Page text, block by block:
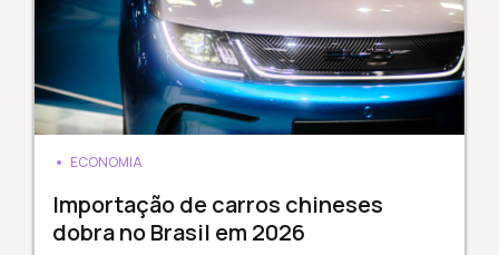
ECONOMIA
Importação de carros chineses
dobra no Brasil em 2026